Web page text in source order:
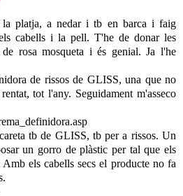
platja, a nedar i tb en barca i faig
cabells i la pell. T'he de donar les
rosa mosqueta i és genial. Ja l'he
de rissos de GLISS, una que no
tot l'any. Seguidament m'asseco
tb de GLISS, tb per a rissos. Un
un gorro de plàstic per tal que els
els cabells secs el producte no fa